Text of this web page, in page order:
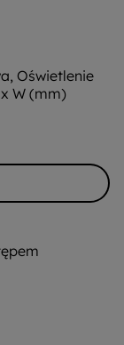
Oświetlenie
W (mm)